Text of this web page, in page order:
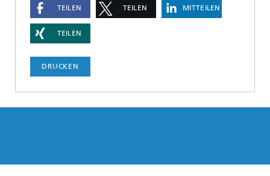
TEILEN TEILEN MITTEILEN
TEILEN
DRUCKEN